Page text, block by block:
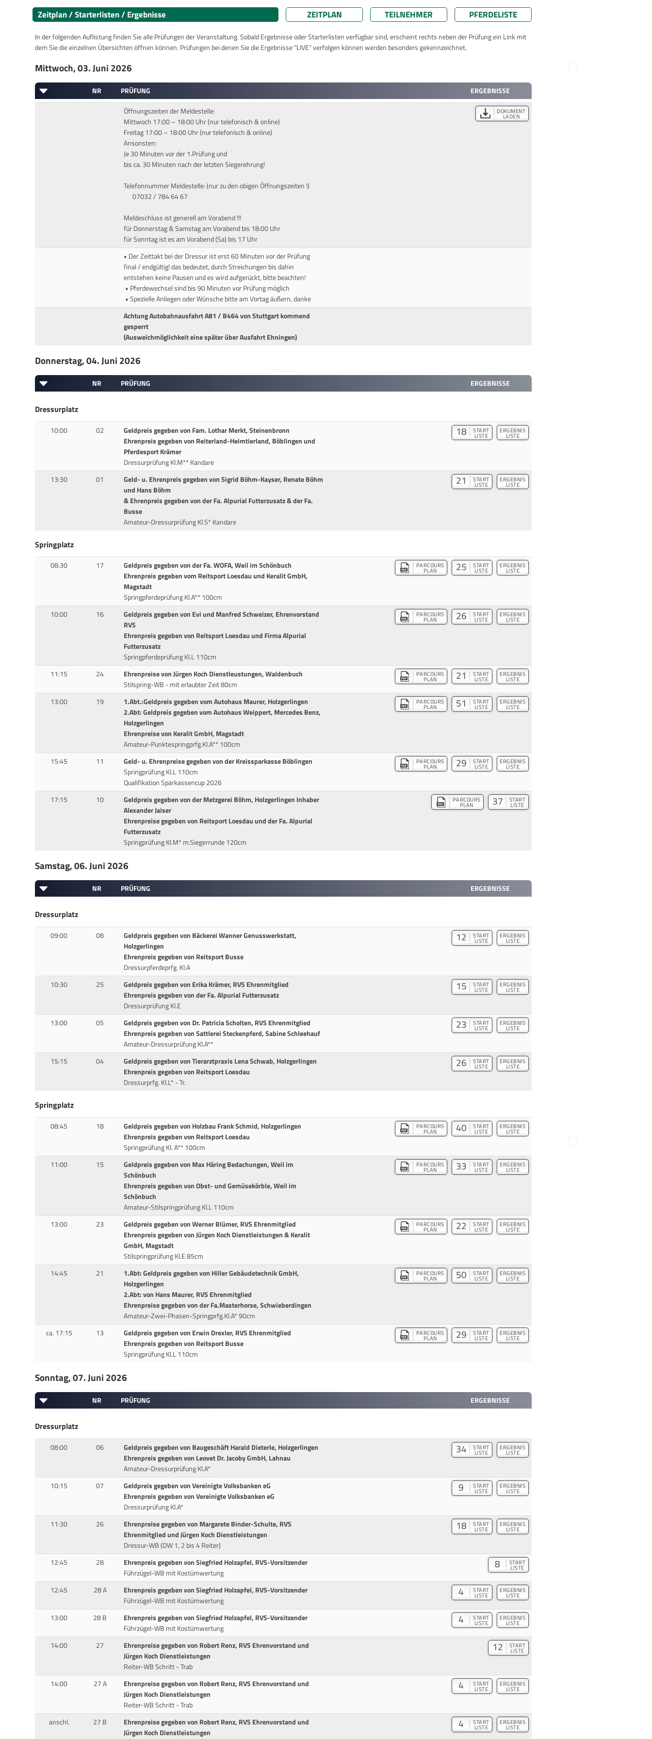
Zeitplan / Starterlisten / Ergebnisse ZEITPLAN TEILNEHMER PFERDELISTE
In der folgenden Auflistung finden Sie alle Prüfungen der Veranstaltung. Sobald Ergebnisse oder Starterlisten verfügbar sind, erscheint rechts neben der Prüfung ein Link mit
dem Sie die einzelnen Übersichten öffnen können. Prüfungen bei denen Sie die Ergebnisse "LIVE" verfolgen können werden besonders gekennzeichnet.
Mittwoch, 03. Juni 2026
NR PRÜFUNG
ERGEBNISSE
Öffnungszeiten der Meldestelle:
Mittwoch 17:00 – 18:00 Uhr (nur telefonisch & online)
Freitag 17:00 – 18:00 Uhr (nur telefonisch & online)
Ansonsten:
Je 30 Minuten vor der 1.Prüfung und
bis ca. 30 Minuten nach der letzten Siegerehrung!
Telefonnummer Meldestelle: (nur zu den obigen Öffnungszeiten !)
07032 / 784 64 67
Meldeschluss ist generell am Vorabend !!!
für Donnerstag & Samstag am Vorabend bis 18:00 Uhr
für Sonntag ist es am Vorabend (Sa) bis 17 Uhr
DOKUMENT
LADEN
• Der Zeittakt bei der Dressur ist erst 60 Minuten vor der Prüfung
final / endgültig! das bedeutet, durch Streichungen bis dahin
entstehen keine Pausen und es wird aufgerückt, bitte beachten!
• Pferdewechsel sind bis 90 Minuten vor Prüfung möglich
• Spezielle Anliegen oder Wünsche bitte am Vortag äußern, danke
Achtung Autobahnausfahrt A81 / B464 von Stuttgart kommend
gesperrt
(Ausweichmöglichkeit eine später über Ausfahrt Ehningen)
Donnerstag, 04. Juni 2026
NR PRÜFUNG ERGEBNISSE
Dressurplatz
10:00 02
Geldpreis gegeben von Fam. Lothar Merkt, Steinenbronn
Ehrenpreis gegeben von Reiterland-Heimtierland, Böblingen und
Pferdesport Krämer
Dressurprüfung Kl.M** Kandare
18 START
LISTE
ERGEBNIS
LISTE
13:30 01
Geld- u. Ehrenpreis gegeben von Sigrid Böhm-Kayser, Renate Böhm
und Hans Böhm
& Ehrenpreis gegeben von der Fa. Alpurial Futterzusatz & der Fa.
Busse
Amateur-Dressurprüfung Kl.S* Kandare
21 START
LISTE
ERGEBNIS
LISTE
Springplatz
08:30 17
Geldpreis gegeben von der Fa. WOFA, Weil im Schönbuch
Ehrenpreis gegeben vom Reitsport Loesdau und Keralit GmbH,
Magstadt
Springpferdeprüfung Kl.A** 100cm
PARCOURS
PLAN 25 START
LISTE
ERGEBNIS
LISTE
10:00 16
Geldpreis gegeben von Evi und Manfred Schweizer, Ehrenvorstand
RVS
Ehrenpreis gegeben von Reitsport Loesdau und Firma Alpurial
Futterzusatz
Springpferdeprüfung Kl.L 110cm
PARCOURS
PLAN 26 START
LISTE
ERGEBNIS
LISTE
11:15 24
Ehrenpreise von Jürgen Koch Dienstleustungen, Waldenbuch
Stilspring-WB - mit erlaubter Zeit 80cm
PARCOURS
PLAN 21 START
LISTE
ERGEBNIS
LISTE
13:00 19
1.Abt.:Geldpreis gegeben vom Autohaus Maurer, Holzgerlingen
2.Abt: Geldpreis gegeben vom Autohaus Weippert, Mercedes Benz,
Holzgerlingen
Ehrenpreise von Keralit GmbH, Magstadt
Amateur-Punktespringprfg.Kl.A** 100cm
PARCOURS
PLAN 51 START
LISTE
ERGEBNIS
LISTE
15:45 11
Geld- u. Ehrenpreise gegeben von der Kreissparkasse Böblingen
Springprüfung Kl.L 110cm
Qualifikation Sparkassencup 2026
PARCOURS
PLAN 29 START
LISTE
ERGEBNIS
LISTE
17:15 10
Geldpreis gegeben von der Metzgerei Böhm, Holzgerlingen Inhaber
Alexander Jaiser
Ehrenpreise gegeben von Reitsport Loesdau und der Fa. Alpurial
Futterzusatz
Springprüfung Kl.M* m.Siegerrunde 120cm
PARCOURS
PLAN 37 START
LISTE
Samstag, 06. Juni 2026
NR PRÜFUNG ERGEBNISSE
Dressurplatz
09:00 08
Geldpreis gegeben von Bäckerei Wanner Genusswerkstatt,
Holzgerlingen
Ehrenpreis gegeben von Reitsport Busse
Dressurpferdeprfg. Kl.A
12 START
LISTE
ERGEBNIS
LISTE
10:30 25
Geldpreis gegeben von Erika Krämer, RVS Ehrenmitglied
Ehrenpreis gegeben von der Fa. Alpurial Futterzusatz
Dressurprüfung Kl.E
15 START
LISTE
ERGEBNIS
LISTE
13:00 05
Geldpreis gegeben von Dr. Patricia Scholten, RVS Ehrenmitglied
Ehrenpreis gegeben von Sattlerei Steckenpferd, Sabine Schleehauf
Amateur-Dressurprüfung Kl.A**
23 START
LISTE
ERGEBNIS
LISTE
15:15 04
Geldpreis gegeben von Tierarztpraxis Lena Schwab, Holzgerlingen
Ehrenpreis gegeben von Reitsport Loesdau
Dressurprfg. Kl.L* - Tr.
26 START
LISTE
ERGEBNIS
LISTE
Springplatz
08:45 18
Geldpreis gegeben von Holzbau Frank Schmid, Holzgerlingen
Ehrenpreis gegeben von Reitsport Loesdau
Springprüfung Kl. A** 100cm
PARCOURS
PLAN 40 START
LISTE
ERGEBNIS
LISTE
11:00 15
Geldpreis gegeben von Max Häring Bedachungen, Weil im
Schönbuch
Ehrenpreis gegeben von Obst- und Gemüsekörble, Weil im
Schönbuch
Amateur-Stilspringprüfung Kl.L 110cm
PARCOURS
PLAN 33 START
LISTE
ERGEBNIS
LISTE
13:00 23
Geldpreis gegeben von Werner Blümer, RVS Ehrenmitglied
Ehrenpreis gegeben von Jürgen Koch Dienstleistungen & Keralit
GmbH, Magstadt
Stilspringprüfung Kl.E 85cm
PARCOURS
PLAN 22 START
LISTE
ERGEBNIS
LISTE
14:45 21
1.Abt: Geldpreis gegeben von Hiller Gebäudetechnik GmbH,
Holzgerlingen
2.Abt: von Hans Maurer, RVS Ehrenmitglied
Ehrenpreise gegeben von der Fa.Masterhorse, Schwieberdingen
Amateur-Zwei-Phasen-Springprfg.Kl.A* 90cm
PARCOURS
PLAN 50 START
LISTE
ERGEBNIS
LISTE
ca. 17:15 13
Geldpreis gegeben von Erwin Drexler, RVS Ehrenmitglied
Ehrenpreis gegeben von Reitsport Busse
Springprüfung Kl.L 110cm
PARCOURS
PLAN 29 START
LISTE
ERGEBNIS
LISTE
Sonntag, 07. Juni 2026
NR PRÜFUNG ERGEBNISSE
Dressurplatz
08:00 06
Geldpreis gegeben von Baugeschäft Harald Dieterle, Holzgerlingen
Ehrenpreis gegeben von Leovet Dr. Jacoby GmbH, Lahnau
Amateur-Dressurprüfung Kl.A*
34 START
LISTE
ERGEBNIS
LISTE
10:15 07
Geldpreis gegeben von Vereinigte Volksbanken eG
Ehrenpreis gegeben von Vereinigte Volksbanken eG
Dressurprüfung Kl.A*
9 START
LISTE
ERGEBNIS
LISTE
11:30 26
Ehrenpreise gegeben von Margarete Binder-Schulte, RVS
Ehrenmitglied und Jürgen Koch Dienstleistungen
Dressur-WB (DW 1, 2 bis 4 Reiter)
18 START
LISTE
ERGEBNIS
LISTE
12:45 28
Ehrenpreis gegeben von Siegfried Holzapfel, RVS-Vorsitzender
Führzügel-WB mit Kostümwertung
8 START
LISTE
12:45 28 A
Ehrenpreis gegeben von Siegfried Holzapfel, RVS-Vorsitzender
Führzügel-WB mit Kostümwertung
4 START
LISTE
ERGEBNIS
LISTE
13:00 28 B
Ehrenpreis gegeben von Siegfried Holzapfel, RVS-Vorsitzender
Führzügel-WB mit Kostümwertung
4 START
LISTE
ERGEBNIS
LISTE
14:00 27
Ehrenpreise gegeben von Robert Renz, RVS Ehrenvorstand und
Jürgen Koch Dienstleistungen
Reiter-WB Schritt - Trab
12 START
LISTE
14:00 27 A
Ehrenpreise gegeben von Robert Renz, RVS Ehrenvorstand und
Jürgen Koch Dienstleistungen
Reiter-WB Schritt - Trab
4 START
LISTE
ERGEBNIS
LISTE
anschl. 27 B
Ehrenpreise gegeben von Robert Renz, RVS Ehrenvorstand und
Jürgen Koch Dienstleistungen
4 START
LISTE
ERGEBNIS
LISTE